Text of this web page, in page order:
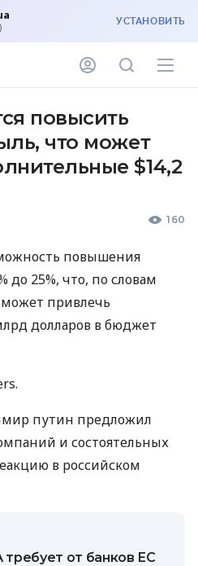
УСТАНОВИТЬ
повысить
что может
$14,2
160
повышения
до 25%, что, по словам
привлечь
долларов в бюджет
путин предложил
и состоятельных
в российском
от банков ЕС